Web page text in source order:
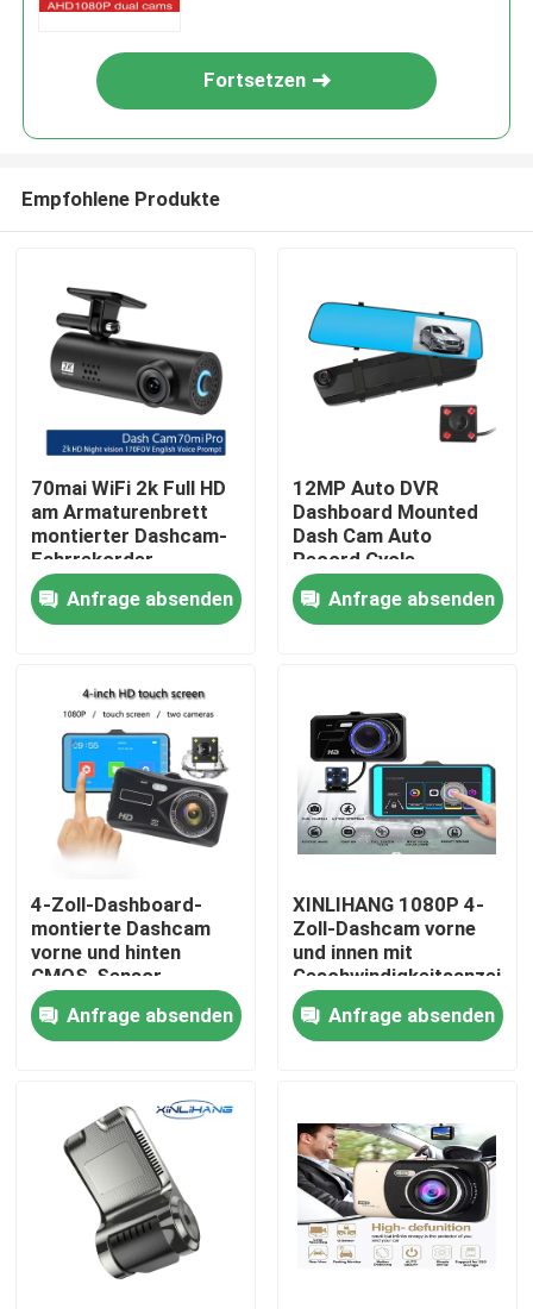
Nach Hause
Über uns
Kontakte
Produkte
VR Show
Auto-DVR-Kamera
Blackbox DVR Dashcam
4K-GPS-Dashcam
Fortsetzen
Empfohlene Produkte
70mai WiFi 2k Full HD
am Armaturenbrett
montierter Dashcam-
Fahrrekorder
Anfrage absenden
12MP Auto DVR
Dashboard Mounted
Dash Cam Auto
Record Cycle
Recording
Anfrage absenden
4-Zoll-Dashboard-
montierte Dashcam
vorne und hinten
CMOS-Sensor
Anfrage absenden
XINLIHANG 1080P 4-
Zoll-Dashcam vorne
und innen mit
Geschwindigkeitsanzeige
Anfrage absenden